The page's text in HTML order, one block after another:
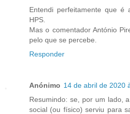
Entendi perfeitamente que
HPS.
Mas o comentador António
pelo que se percebe.
Responder
Anónimo 14 de abril de 2020
Resumindo: se, por um lado,
social (ou físico) serviu para